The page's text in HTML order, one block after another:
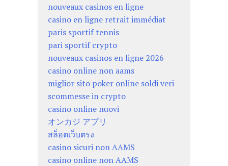
nouveaux casinos en ligne
casino en ligne retrait immédiat
paris sportif tennis
pari sportif crypto
nouveaux casinos en ligne 2026
casino online non aams
miglior sito poker online soldi veri
scommesse in crypto
casino online nuovi
オンカジ アプリ
สล็อตเว็บตรง
casino sicuri non AAMS
casino online non AAMS